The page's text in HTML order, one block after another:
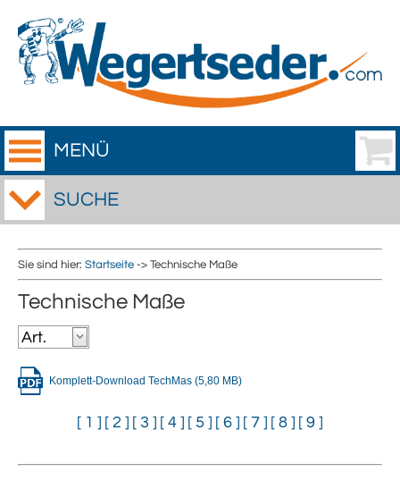
MENÜ
SUCHE
Sie sind hier: Startseite -> Technische Maße
Technische Maße
[ 1 ] [ 2 ] [ 3 ] [ 4 ] [ 5 ] [ 6 ] [ 7 ] [ 8 ] [ 9 ]
Komplett-Download TechMas (5,80 MB)